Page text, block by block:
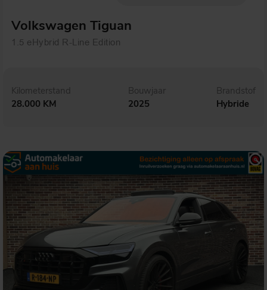
Volkswagen Tiguan
1.5 eHybrid R-Line Edition
Kilometerstand
28.000 KM
Bouwjaar
2025
Brandstof
Hybride